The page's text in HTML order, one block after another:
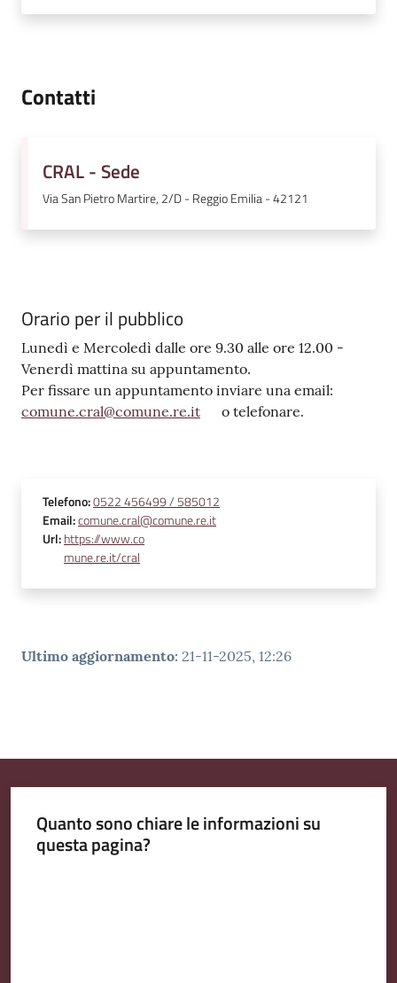
Contatti
CRAL - Sede
Via San Pietro Martire, 2/D - Reggio Emilia - 42121
Orario per il pubblico
Lunedì e Mercoledì dalle ore 9.30 alle ore 12.00 -
Venerdì mattina su appuntamento.
Per fissare un appuntamento inviare una email:
comune.cral@comune.re.it
o telefonare.
Telefono:0522 456499 / 585012
Email:comune.cral@comune.re.it
Url:https://www.co
mune.re.it/cral
Ultimo aggiornamento: 21-11-2025, 12:26
Quanto sono chiare le informazioni su
questa pagina?